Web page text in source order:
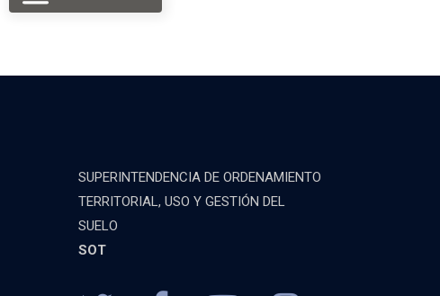
SUPERINTENDENCIA DE ORDENAMIENTO
TERRITORIAL, USO Y GESTIÓN DEL
SUELO
SOT